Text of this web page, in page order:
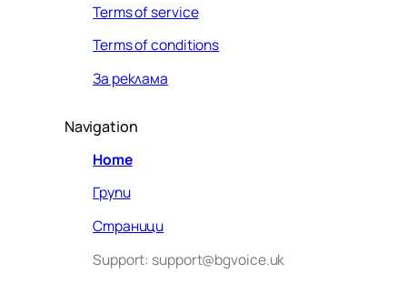
Terms of service
Terms of conditions
За реклама
Navigation
Home
Групи
Страници
Support: support@bgvoice.uk